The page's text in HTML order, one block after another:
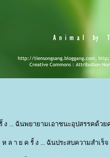
ง ... ฉันพยายามเอาชนะอุปสรรคด้ว
ห ล า ย ค รั้ ง ... ฉันประสบความสำเร็จ